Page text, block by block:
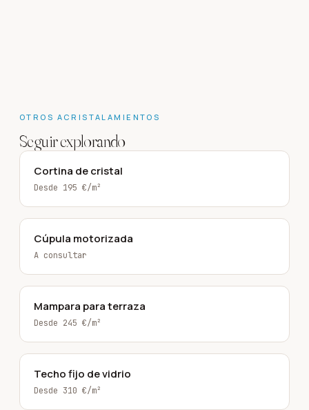
OTROS ACRISTALAMIENTOS
Seguir explorando
Cortina de cristal
Desde 195 €/m²
Cúpula motorizada
A consultar
Mampara para terraza
Desde 245 €/m²
Techo fijo de vidrio
Desde 310 €/m²